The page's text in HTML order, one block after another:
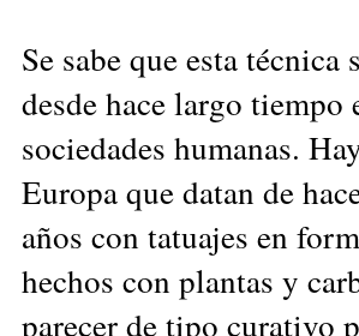
Se sabe que esta técnica
desde hace largo tiempo
sociedades humanas.
Europa que datan de
años con tatuajes en
hechos con plantas y
parecer de tipo curativo